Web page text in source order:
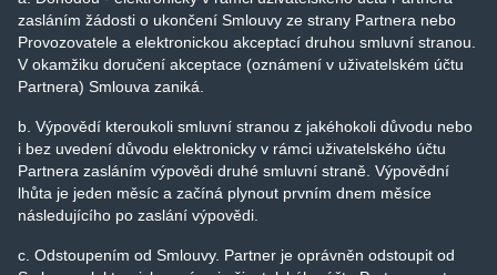
zasláním žádosti o ukončení Smlouvy ze strany Partnera nebo
Provozovatele a elektronickou akceptací druhou smluvní stranou.
V okamžiku doručení akceptace (oznámení v uživatelském účtu
Partnera) Smlouva zaniká.
b. Výpovědí kteroukoli smluvní stranou z jakéhokoli důvodu nebo
i bez uvedení důvodu elektronicky v rámci uživatelského účtu
Partnera zasláním výpovědi druhé smluvní straně. Výpovědní
lhůta je jeden měsíc a začíná plynout prvním dnem měsíce
následujícího po zaslání výpovědi.
c. Odstoupením od Smlouvy. Partner je oprávněn odstoupit od